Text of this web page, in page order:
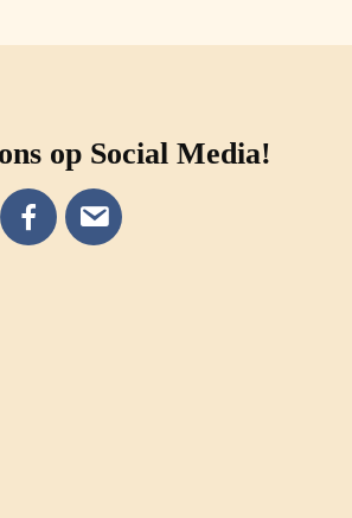
op Social Media!